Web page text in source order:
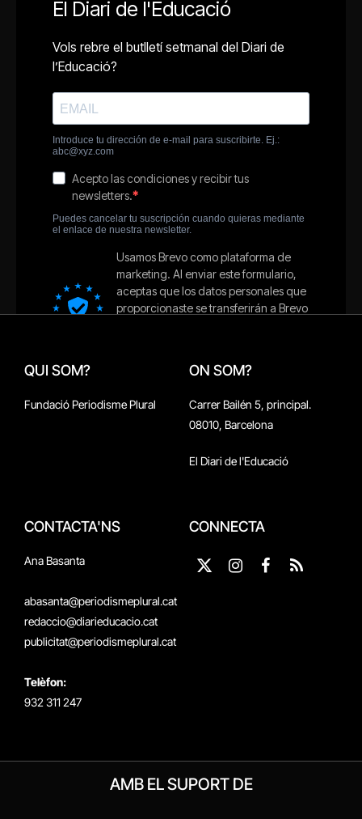
QUI SOM?
Fundació Periodisme Plural
ON SOM?
Carrer Bailén 5, principal.
08010, Barcelona
El Diari de l'Educació
CONTACTA'NS
Ana Basanta
abasanta@periodismeplural.cat
redaccio@diarieducacio.cat
publicitat@periodismeplural.cat
Telèfon:
932 311 247
CONNECTA
X
InstagramFacebook
RSS
AMB EL SUPORT DE